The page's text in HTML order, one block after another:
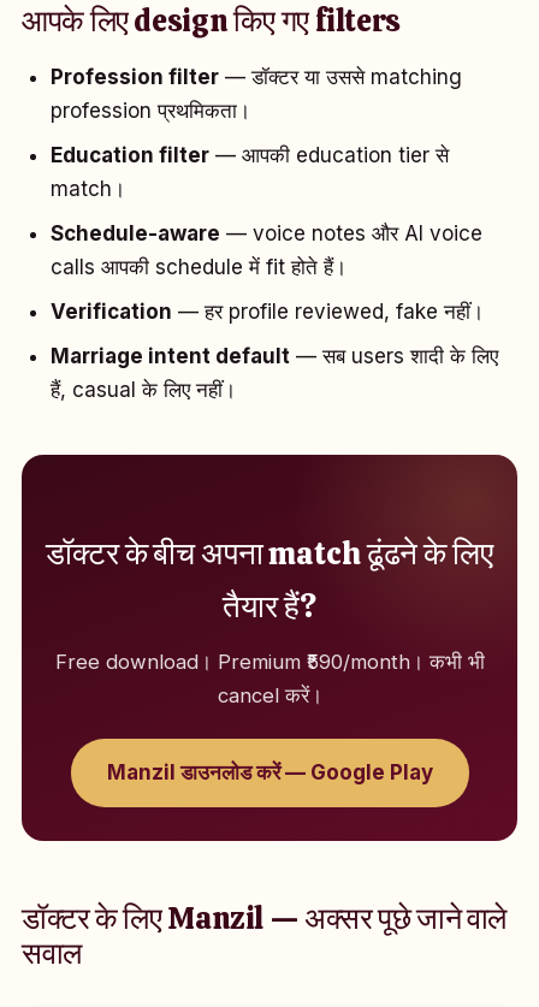
आपके लिए design किए गए filters
Profession filter — डॉक्टर या उससे matching
profession प्रथमिकता।
Education filter — आपकी education tier से
match।
Schedule-aware — voice notes और AI voice
calls आपकी schedule में fit होते हैं।
Verification — हर profile reviewed, fake नहीं।
Marriage intent default — सब users शादी के लिए
हैं, casual के लिए नहीं।
डॉक्टर के बीच अपना match ढूंढने के लिए
तैयार हैं?
Free download। Premium ₹590/month। कभी भी
cancel करें।
Manzil डाउनलोड करें — Google Play
डॉक्टर के लिए Manzil — अक्सर पूछे जाने वाले
सवाल